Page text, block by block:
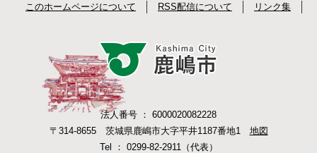
このホームページについて RSS配信について リンク集
法人番号 ： 6000020082228
〒314-8655 茨城県鹿嶋市大字平井1187番地1 地図
Tel ： 0299-82-2911（代表）